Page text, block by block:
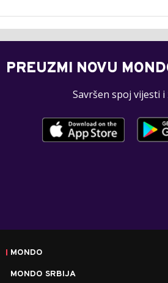
PREUZMI NOVU
Savršen spoj vijesti i
MONDO
MONDO SRBIJA